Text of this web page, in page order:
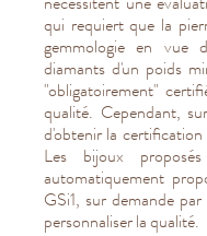
qui requiert que la
gemmologie en vue
diamants d'un poids
"obligatoirement"
qualité. Cependant,
d'obtenir la
Les bijoux
automatiquement
GSi1, sur demande
personnaliser la qualité.